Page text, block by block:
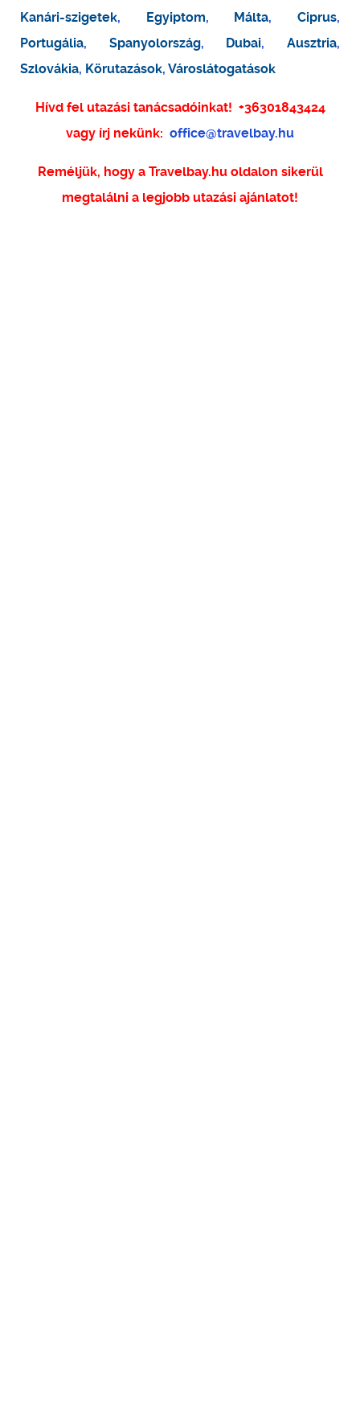
Kanári-szigetek, Egyiptom, Málta,Ciprus,
Portugália, Spanyolország, Dubai,Ausztria,
Szlovákia, Körutazások, Városlátogatások
Hívd fel utazási tanácsadóinkat! +36301843424
vagy írj nekünk: office@travelbay.hu
Reméljük, hogy a Travelbay.hu oldalon sikerül
megtalálni a legjobb utazási ajánlatot!